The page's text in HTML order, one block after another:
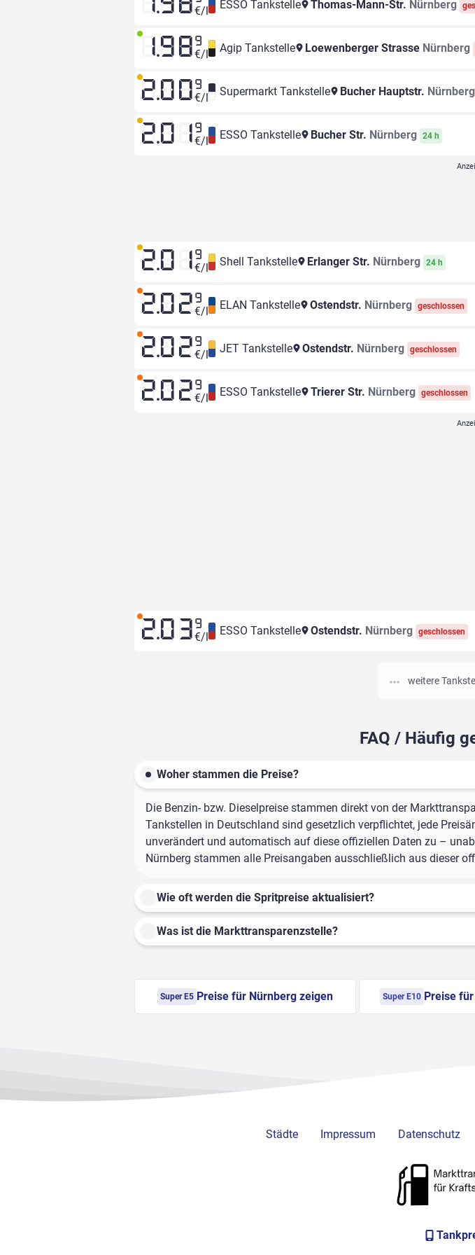
€/l ESSO Tankstelle Thomas-Mann-Str. Nürnberg
1.98 9
€/l Agip Tankstelle Loewenberger Strasse Nürnberg
2.00 9
€/l Supermarkt Tankstelle Bucher Hauptstr. Nürnberg
2.01 9
€/l ESSO Tankstelle Bucher Str. Nürnberg 24 h
2.01 9
€/l Shell Tankstelle Erlanger Str. Nürnberg 24 h
2.02 9
€/l ELAN Tankstelle Ostendstr. Nürnberg geschlossen
2.02 9
€/l JET Tankstelle Ostendstr. Nürnberg geschlossen
2.02 9
€/l ESSO Tankstelle Trierer Str. Nürnberg geschlossen
2.03 9
€/l ESSO Tankstelle Ostendstr. Nürnberg geschlossen
weitere
FAQ / Häufig
Woher stammen die Preise?
Die Benzin- bzw. Dieselpreise stammen direkt von der
Tankstellen in Deutschland sind gesetzlich verpflichtet, jede
unverändert und automatisch auf diese offiziellen Daten zu –
Nürnberg stammen alle Preisangaben ausschließlich aus dieser
Wie oft werden die Spritpreise aktualisiert?
Was ist die Markttransparenzstelle?
Super E5 Preise für Nürnberg zeigen Super E10 Preise
Städte Impressum Datenschutz